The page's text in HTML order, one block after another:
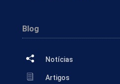
Blog
Notícias
Artigos